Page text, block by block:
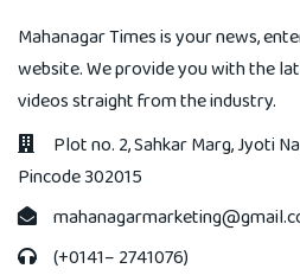
Mahanagar Times is your news,
website. We provide you with the
videos straight from the industry.
Plot no. 2, Sahkar Marg, Jyoti
Pincode 302015
(+0141– 2741076)